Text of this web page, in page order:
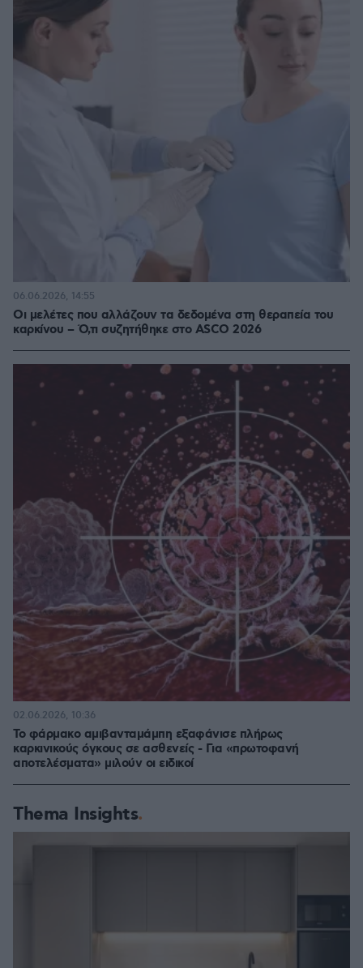
Οι μελέτες που αλλάζουν τα δεδομένα στη θεραπεία του
καρκίνου – Ό,τι συζητήθηκε στο ASCO 2026
06.06.2026, 14:55
Το φάρμακο αμιβανταμάμπη εξαφάνισε πλήρως
καρκινικούς όγκους σε ασθενείς - Για «πρωτοφανή
αποτελέσματα» μιλούν οι ειδικοί
02.06.2026, 10:36
Thema Insights